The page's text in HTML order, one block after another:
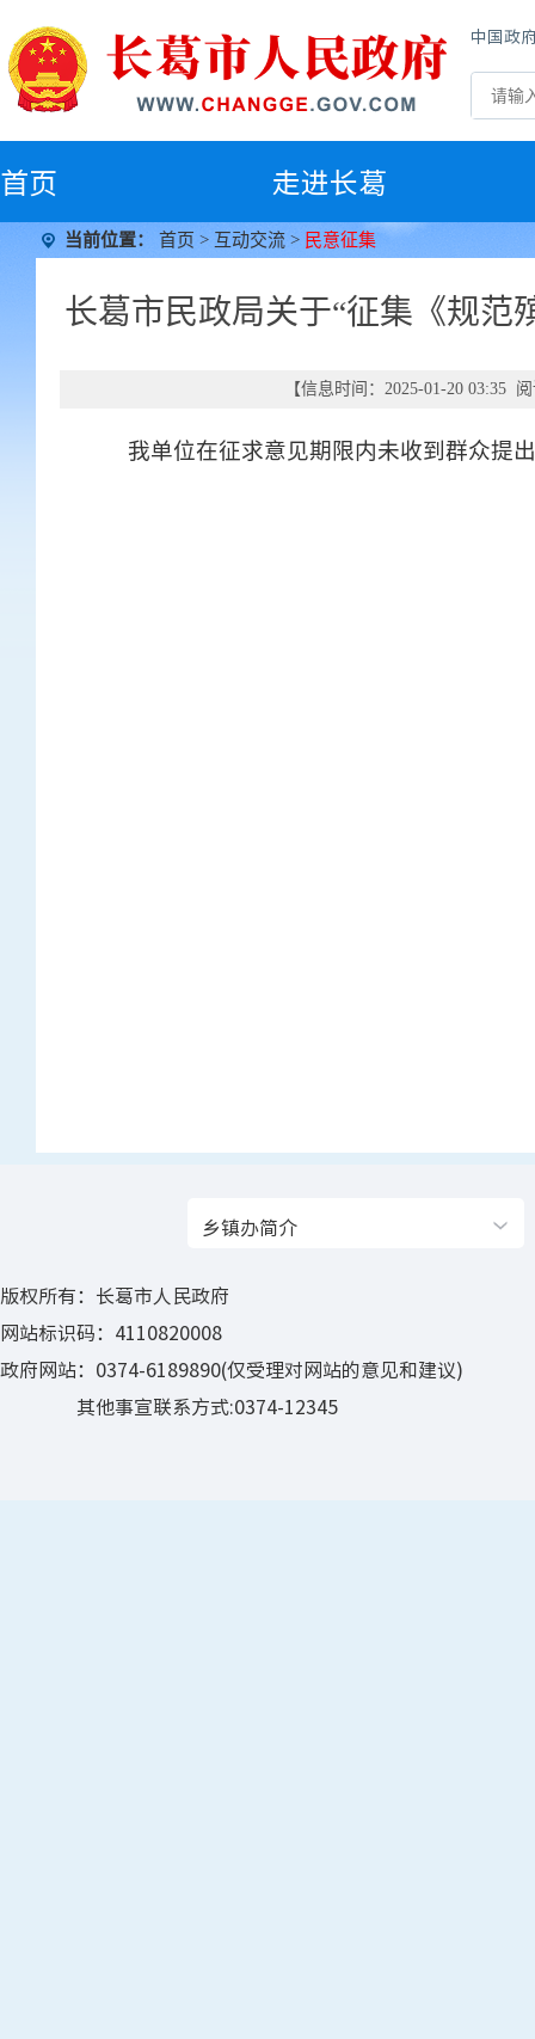
中国政
首页 走进长葛
当前位置： 首页 > 互动交流 > 民意征集
长葛市民政局关于“征集《规范
【信息时间：2025-01-20 03:35
我单位在征求意见期限内未收到群众提
乡镇办简介
版权所有：长葛市人民政府
网站标识码：4110820008
政府网站：0374-6189890(仅受理对网站的意见和建议)
其他事宣联系方式:0374-12345